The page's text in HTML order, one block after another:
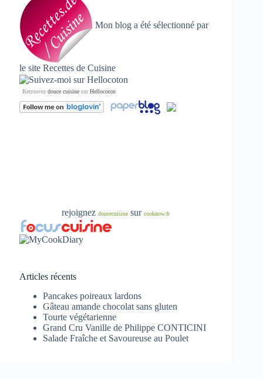
Mon blog a été sélectionné par
le site Recettes de Cuisine
Retrouvez douce cuisine surHellocoton
rejoignezdoucecuisine surcooknow.fr
Articles récents
Pancakes poireaux lardons
Gâteau amande chocolat sans gluten
Tourte végétarienne
Grand Cru Vanille de Philippe CONTICINI
Salade Fraîche et Savoureuse au Poulet